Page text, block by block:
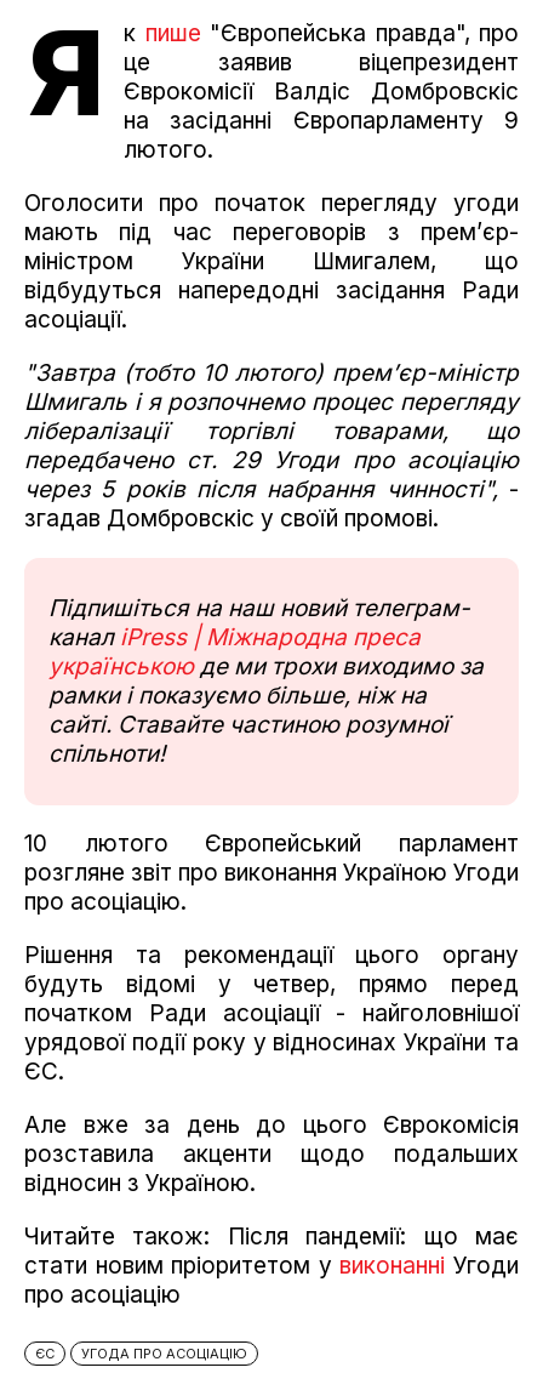
Я к пише "Європейська правда", про
це заявив віцепрезидент
Єврокомісії Валдіс Домбровскіс
на засіданні Європарламенту 9
лютого.
Оголосити про початок перегляду угоди
мають під час переговорів з прем’єр-
міністром України Шмигалем, що
відбудуться напередодні засідання Ради
асоціації.
"Завтра (тобто 10 лютого) прем’єр-міністр
Шмигаль і я розпочнемо процес перегляду
лібералізації торгівлі товарами, що
передбачено ст. 29 Угоди про асоціацію
через 5 років після набрання чинності",-
згадав Домбровскіс у своїй промові.
Підпишіться на наш новий телеграм-
канал iPress | Міжнародна преса
українськоюде ми трохи виходимо за
рамки і показуємо більше, ніж на
сайті. Ставайте частиною розумної
спільноти!
10 лютого Європейський парламент
розгляне звіт про виконання Україною Угоди
про асоціацію.
Рішення та рекомендації цього органу
будуть відомі у четвер, прямо перед
початком Ради асоціації - найголовнішої
урядової події року у відносинах України та
ЄС.
Але вже за день до цього Єврокомісія
розставила акценти щодо подальших
відносин з Україною.
Читайте також: Після пандемії: що має
стати новим пріоритетом у виконанні Угоди
про асоціацію
ЄС УГОДА ПРО АСОЦІАЦІЮ